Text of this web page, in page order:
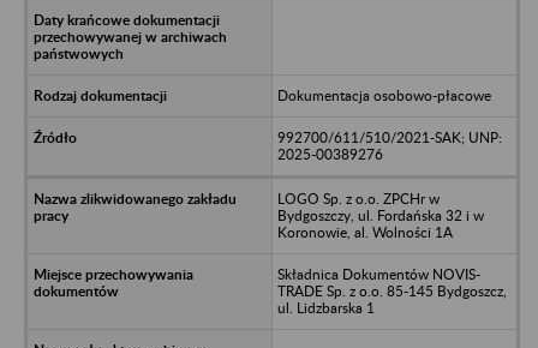
Dokumentacja osobowo-płacowe
992700/611/510/2021-SAK; UNP:
2025-00389276
LOGO Sp. z o.o. ZPCHr w
Bydgoszczy, ul. Fordańska 32 i w
Koronowie, al. Wolności 1A
Składnica Dokumentów NOVIS-
TRADE Sp. z o.o. 85-145 Bydgoszcz,
ul. Lidzbarska 1